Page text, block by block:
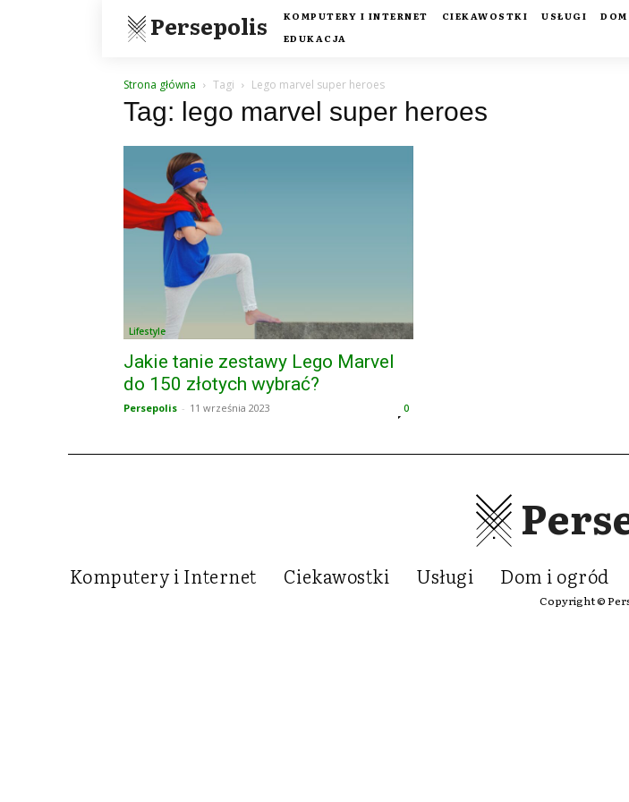
Persepolis KOMPUTERY I INTERNET CIEKAWOSTKI USŁUGI
EDUKACJA
Strona główna Tagi Lego marvel super heroes
Tag: lego marvel super heroes
Lifestyle
Jakie tanie zestawy Lego Marvel
do 150 złotych wybrać?
Persepolis - 11 września 2023 0
Komputery i Internet Ciekawostki Usługi Dom i ogród
Copyright ©